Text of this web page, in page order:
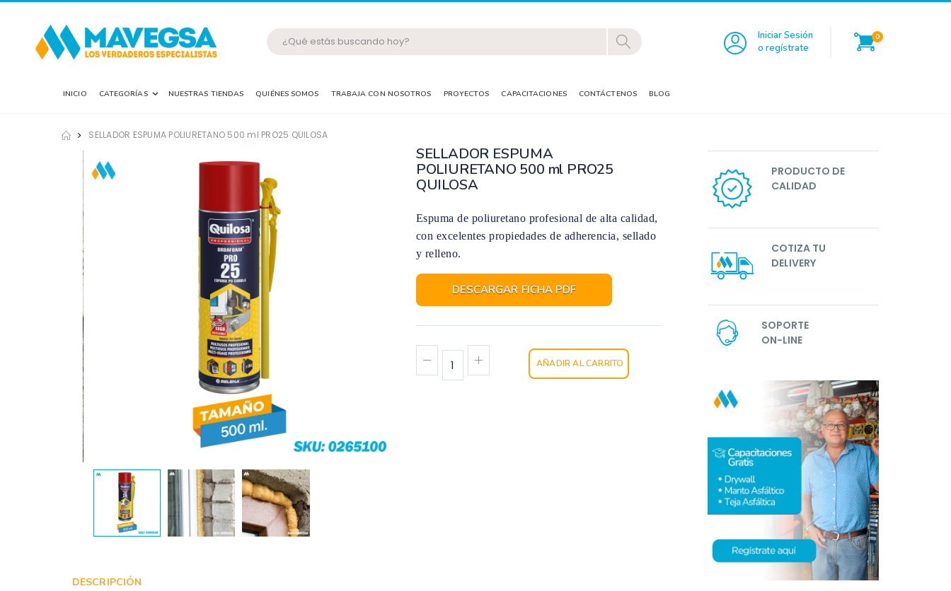
Iniciar Sesión
o regístrate
0
INICIO CATEGORÍAS NUESTRAS TIENDAS QUIÉNES SOMOS TRABAJA CON NOSOTROS PROYECTOS CAPACITACIONES CONTÁCTENOS BLOG
SELLADOR ESPUMA POLIURETANO 500 ml PRO25 QUILOSA
SELLADOR ESPUMA
POLIURETANO 500 ml PRO25
QUILOSA
Espuma de poliuretano profesional de alta calidad,
con excelentes propiedades de adherencia, sellado
y relleno.
DESCARGAR FICHA PDF
AÑADIR AL CARRITO
DESCRIPCIÓN
PRODUCTO DE
CALIDAD
COTIZA TU
DELIVERY
SOPORTE
ON-LINE